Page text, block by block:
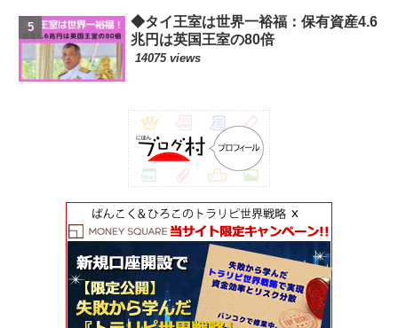
◆タイ王室は世界一裕福：保有資産4.6
兆円は英国王室の80倍
14075 views